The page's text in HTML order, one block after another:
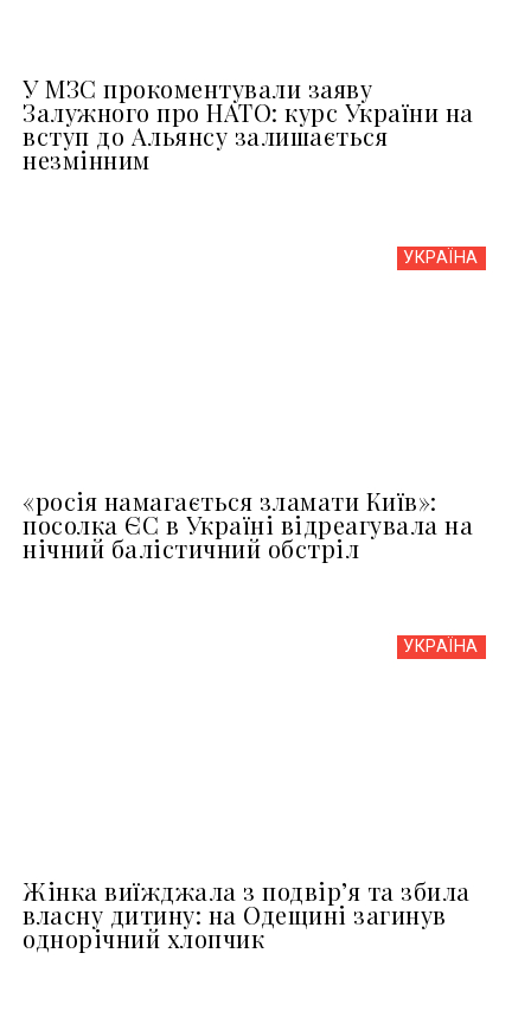
У МЗС прокоментували заяву
Залужного про НАТО: курс України на
вступ до Альянсу залишається
незмінним
УКРАЇНА
«росія намагається зламати Київ»:
посолка ЄС в Україні відреагувала на
нічний балістичний обстріл
УКРАЇНА
Жінка виїжджала з подвір’я та збила
власну дитину: на Одещині загинув
однорічний хлопчик